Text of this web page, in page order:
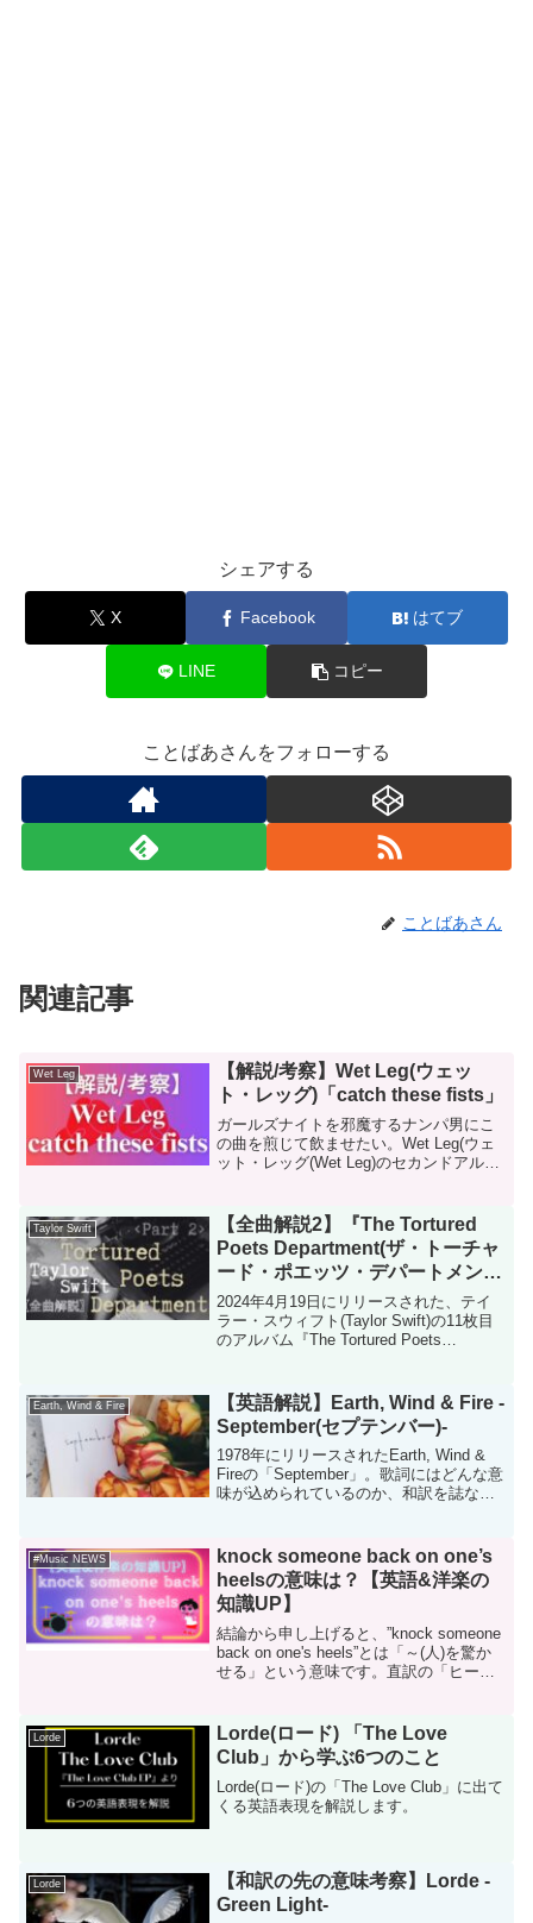
シェアする
X Facebook はてブ
LINE コピー
ことばあさんをフォローする
ことばあさん
関連記事
Wet Leg
【解説/考察】Wet Leg(ウェッ
ト・レッグ)「catch these fists」
ガールズナイトを邪魔するナンパ男にこ
の曲を煎じて飲ませたい。Wet Leg(ウェ
ット・レッグ(Wet Leg)のセカンドアルバ
スされます。先行して...
Taylor Swift
【全曲解説2】『The Tortured
Poets Department(ザ・トーチャ
ード・ポエッツ・デパートメン
ト)』
2024年4月19日にリリースされた、テイ
ラー・スウィフト(Taylor Swift)の11枚目
のアルバム『The Tortured Poets
の記事で...
Earth, Wind & Fire
【英語解説】Earth, Wind & Fire -
September(セプテンバー)-
1978年にリリースされたEarth, Wind &
Fireの「September」。歌詞にはどんな意
味が込められているのか、和訳を誌なが
#Music NEWS
knock someone back on one’s
heelsの意味は？【英語&洋楽の
知識UP】
結論から申し上げると、”knock someone
back on one's heels”とは「～(人)を驚か
せる」という意味です。直訳の「ヒール
Lorde
Lorde(ロード) 「The Love
Club」から学ぶ6つのこと
Lorde(ロード)の「The Love Club」に出て
くる英語表現を解説します。
Lorde
【和訳の先の意味考察】Lorde -
Green Light-